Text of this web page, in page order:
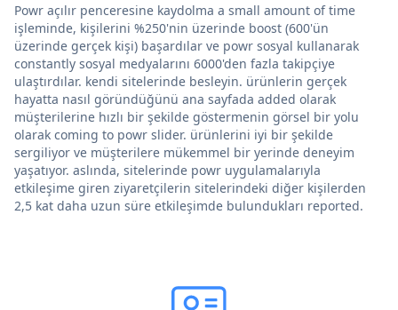
Powr açılır penceresine kaydolma a small amount of time
işleminde, kişilerini %250'nin üzerinde boost (600'ün
üzerinde gerçek kişi) başardılar ve powr sosyal kullanarak
constantly sosyal medyalarını 6000'den fazla takipçiye
ulaştırdılar. kendi sitelerinde besleyin. ürünlerin gerçek
hayatta nasıl göründüğünü ana sayfada added olarak
müşterilerine hızlı bir şekilde göstermenin görsel bir yolu
olarak coming to powr slider. ürünlerini iyi bir şekilde
sergiliyor ve müşterilere mükemmel bir yerinde deneyim
yaşatıyor. aslında, sitelerinde powr uygulamalarıyla
etkileşime giren ziyaretçilerin sitelerindeki diğer kişilerden
2,5 kat daha uzun süre etkileşimde bulundukları reported.